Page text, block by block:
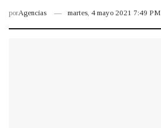
porAgencias martes, 4 mayo 2021 7:49 PM